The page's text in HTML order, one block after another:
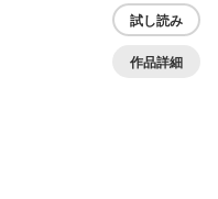
試し読み
作品詳細